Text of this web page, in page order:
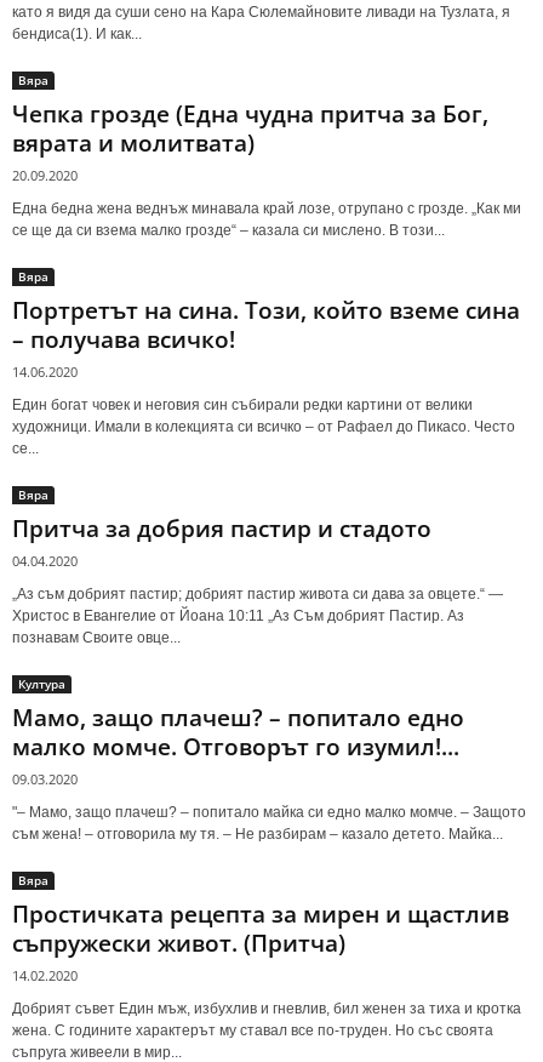
като я видя да суши сено на Кара Сюлемайновите ливади на Тузлата, я
бeндиса(1). И как...
Вяра
Чепка грозде (Една чудна притча за Бог,
вярата и молитвата)
20.09.2020
Една бедна жена веднъж минавала край лозе, отрупано с грозде. „Как ми
се ще да си взема малко грозде“ – казала си мислено. В този...
Вяра
Портретът на сина. Този, който вземе сина
– получава всичко!
14.06.2020
Един богат човек и неговия син събирали редки картини от велики
художници. Имали в колекцията си всичко – от Рафаел до Пикасо. Често
се...
Вяра
Притча за добрия пастир и стадото
04.04.2020
„Аз съм добрият пастир; добрият пастир живота си дава за овцете.“ —
Христос в Евангелие от Йоана 10:11 „Аз Съм добрият Пастир. Аз
познавам Своите овце...
Култура
Мамо, защо плачеш? – попитало едно
малко момче. Отговорът го изумил!...
09.03.2020
"– Мамо, защо плачеш? – попитало майка си едно малко момче. – Защото
съм жена! – отговорила му тя. – Не разбирам – казало детето. Майка...
Вяра
Простичката рецепта за мирен и щастлив
съпружески живот. (Притча)
14.02.2020
Добрият съвет Един мъж, избухлив и гневлив, бил женен за тиха и кротка
жена. С годините характерът му ставал все по-труден. Но със своята
съпруга живеели в мир...